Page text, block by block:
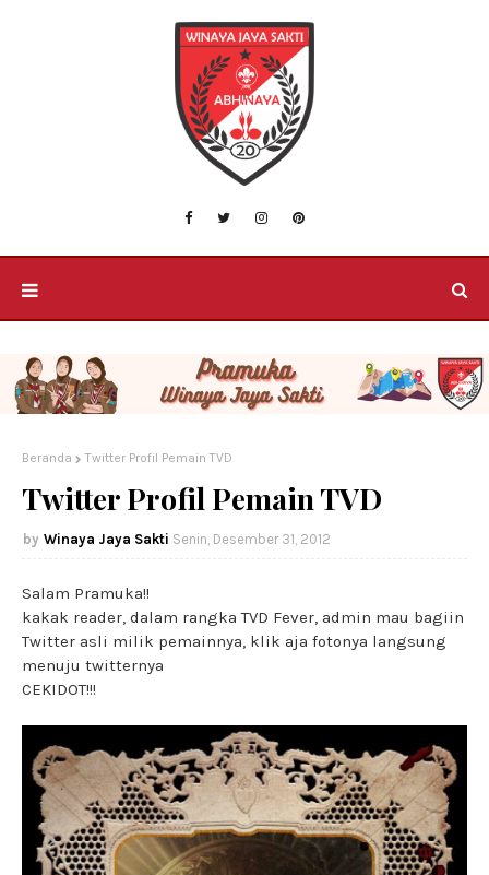
Beranda Twitter Profil Pemain TVD
Twitter Profil Pemain TVD
Winaya Jaya Sakti Senin, Desember 31, 2012
Salam Pramuka!!
kakak reader, dalam rangka TVD Fever, admin mau bagiin
Twitter asli milik pemainnya, klik aja fotonya langsung
menuju twitternya
CEKIDOT!!!